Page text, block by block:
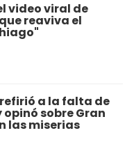
video viral de
reaviva el
a la falta de
opinó sobre Gran
las miserias